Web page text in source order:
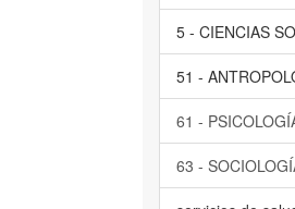
5 - CIENCIAS
51 -
61 -
63 -